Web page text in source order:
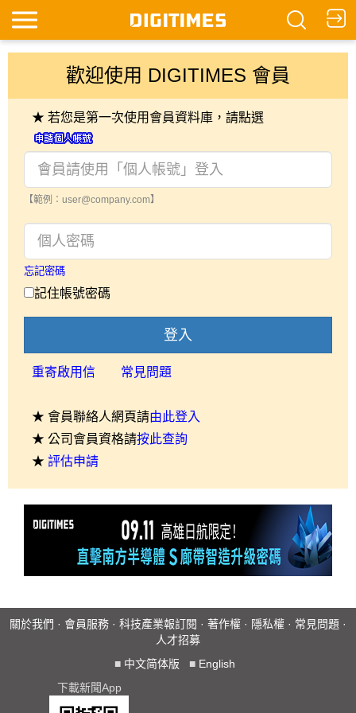
歡迎使用 DIGITIMES 會員
★ 若您是第一次使用會員資料庫，請點選
【範例：user@company.com】
忘記密碼
記住帳號密碼
登入
重寄啟用信 常見問題
★ 會員聯絡人網頁請由此登入
★ 公司會員資格請按此查詢
★ 評估申請
關於我們 · 會員服務 · 科技產業報訂閱 · 著作權 · 隱私權 · 常見問題 ·
人才招募
■ 中文简体版 ■ English
下載新聞App